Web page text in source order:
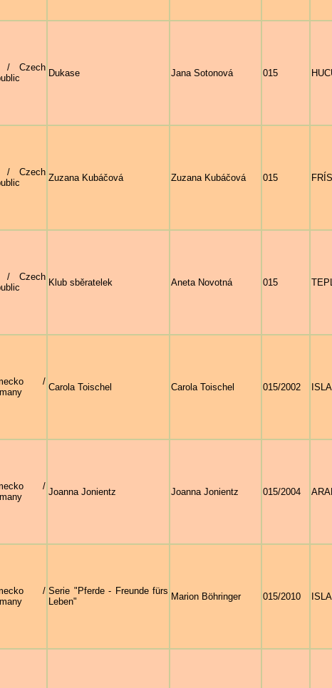
/ Czech
Dukase Jana Sotonová 015
/ Czech
Zuzana Kubáčová Zuzana Kubáčová 015
/ Czech
Klub sběratelek Aneta Novotná 015
/
Carola Toischel Carola Toischel 015/2002
/
Joanna Jonientz Joanna Jonientz 015/2004
/ Serie "Pferde - Freunde fürs
Leben"
Marion Böhringer 015/2010